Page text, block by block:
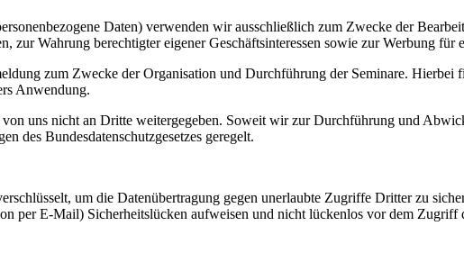
Daten) verwenden wir ausschließlich zum Zwecke der
Wahrung berechtigter eigener Geschäftsinteressen sowie zur Werbung für
zum Zwecke der Organisation und Durchführung der Seminare. Hierbei
Anwendung.
uns nicht an Dritte weitergegeben. Soweit wir zur Durchführung und
des Bundesdatenschutzgesetzes geregelt.
um die Datenübertragung gegen unerlaubte Zugriffe Dritter zu
per E-Mail) Sicherheitslücken aufweisen und nicht lückenlos vor dem Zugriff